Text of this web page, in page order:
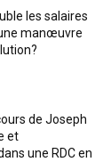
les salaires
manœuvre
de Joseph
et
une RDC en